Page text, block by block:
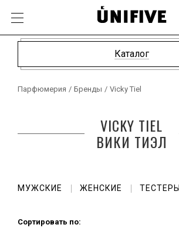
Каталог
Парфюмерия / Бренды / Vicky Tiel
VICKY TIEL
ВИКИ ТИЭЛ
МУЖСКИЕ ЖЕНСКИЕ ТЕСТЕРЫ
Сортировать по: